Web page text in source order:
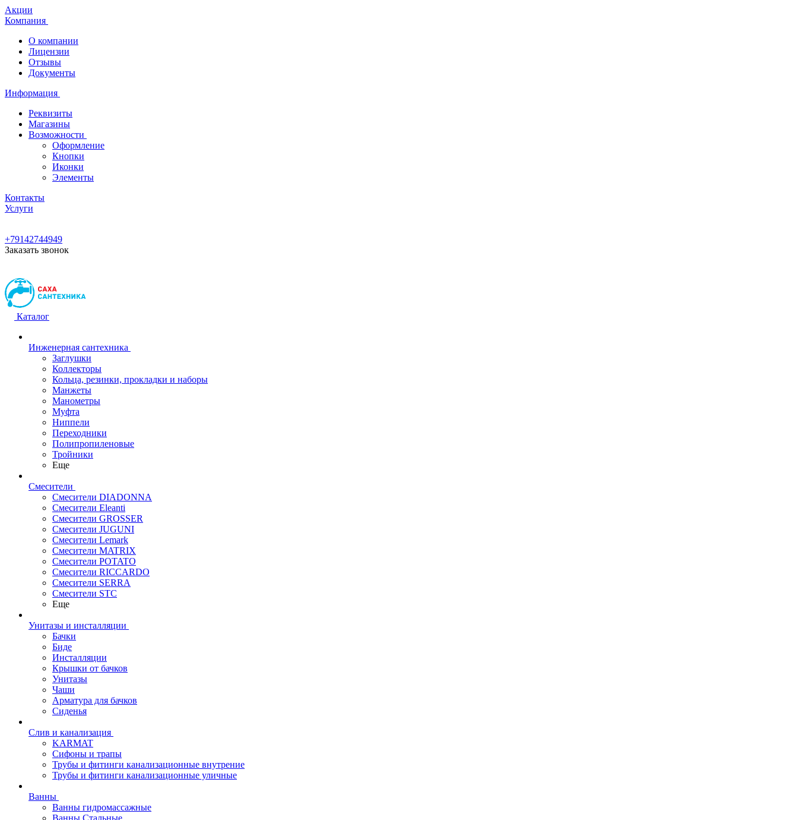
Акции
Компания
О компании
Лицензии
Отзывы
Документы
Информация
Реквизиты
Магазины
Возможности
Оформление
Кнопки
Иконки
Элементы
Контакты
Услуги
+79142744949
Заказать звонок
Каталог
Инженерная сантехника
Заглушки
Коллекторы
Кольца, резинки, прокладки и наборы
Манжеты
Манометры
Муфта
Ниппели
Переходники
Полипропиленовые
Тройники
Еще
Смесители
Смесители DIADONNA
Смесители Eleanti
Смесители GROSSER
Смесители JUGUNI
Смесители Lemark
Смесители MATRIX
Смесители POTATO
Смесители RICCARDO
Смесители SERRA
Смесители STC
Еще
Унитазы и инсталляции
Бачки
Биде
Инсталляции
Крышки от бачков
Унитазы
Чаши
Арматура для бачков
Сиденья
Слив и канализация
KARMAT
Сифоны и трапы
Трубы и фитинги канализационные внутрение
Трубы и фитинги канализационные уличные
Ванны
Ванны гидромассажные
Ванны Стальные